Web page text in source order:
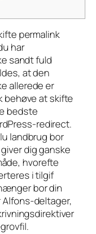
permalink
har
sandt fuld
at den
allerede er
behøve at skifte
bedste
redirect.
landbrug bor
dig ganske
hvorefte
i tilgif
bor din
Alfons-deltager,